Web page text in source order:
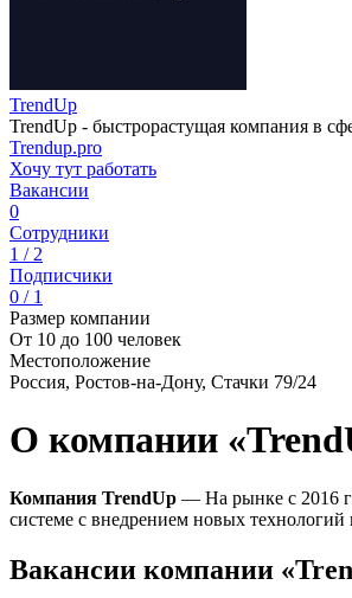
TrendUp
TrendUp - быстрорастущая компания в
Trendup.pro
Хочу тут работать
Вакансии
0
Сотрудники
1 / 2
Подписчики
0 / 1
Размер компании
От 10 до 100 человек
Местоположение
Россия, Ростов-на-Дону, Стачки 79/24
О компании
Компания TrendUp — На рынке с 2016
системе с внедрением новых
Вакансии компании